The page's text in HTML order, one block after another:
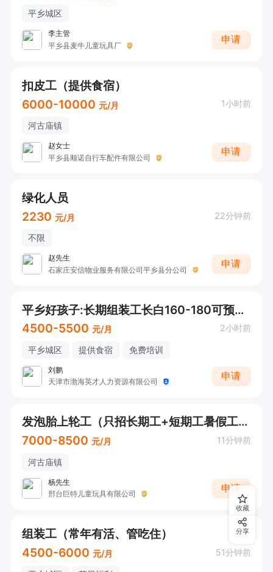
平乡城区
李主管
平乡县麦牛儿童玩具厂
申请
扣皮工（提供食宿）
6000-10000 元/月 1小时前
河古庙镇
赵女士
平乡县顺诺自行车配件有限公司
申请
绿化人员
2230 元/月 22分钟前
不限
赵先生
石家庄安信物业服务有限公司平乡县分公司
申请
平乡好孩子:长期组装工长白160-180可预支工资提供吃住
4500-5500 元/月 2小时前
平乡城区 提供食宿 免费培训
刘鹏
天津市渤海英才人力资源有限公司
申请
发泡胎上轮工（只招长期工+短期工暑假工勿扰！）
7000-8500 元/月 11分钟前
河古庙镇
杨先生
邢台巨特儿童玩具有限公司
申请
组装工（常年有活、管吃住）
4500-6000 元/月 51分钟前
收藏
分享